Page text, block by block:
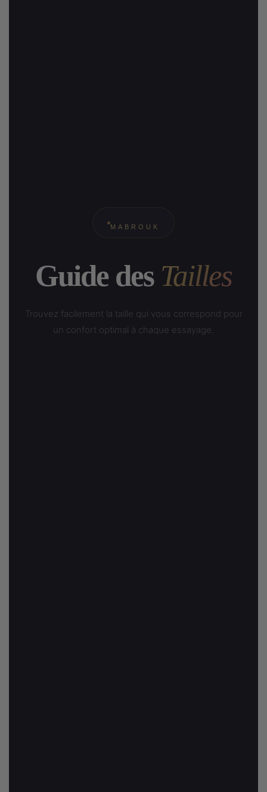
MABROUK
Guide des Tailles
Trouvez facilement la taille qui vous correspond pour
un confort optimal à chaque essayage.